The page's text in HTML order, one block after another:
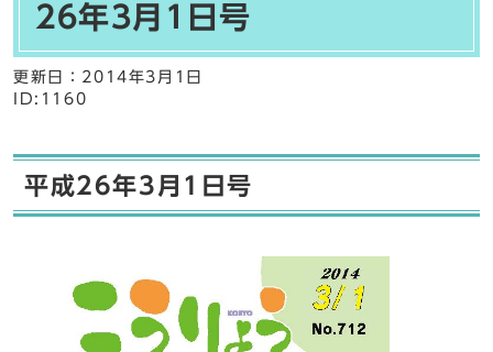
26年3月1日号
更新日： 2014年3月1日
ID:1160
平成26年3月1日号